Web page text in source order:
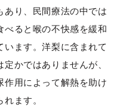
あり、民間療法の中では
べると喉の不快感を緩和
います。洋梨に含まれて
かではありませんが、
作用によって解熱を助け
ます。